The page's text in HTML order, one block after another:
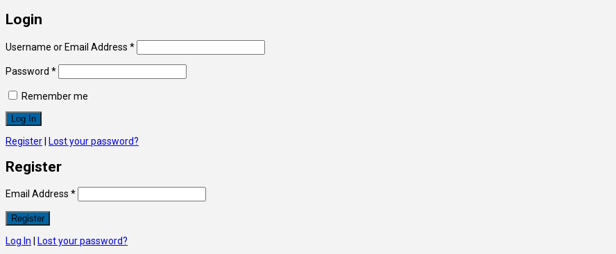
Login
Username or Email Address *
Password *
Remember me
Register| Lost your password?
Register
Email Address *
Log In Lost your password?